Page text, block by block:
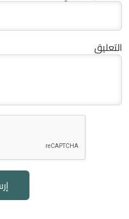
التعليق